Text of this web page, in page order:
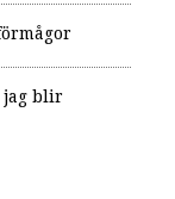
jag blir